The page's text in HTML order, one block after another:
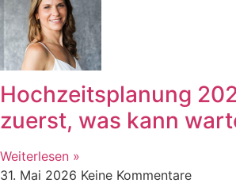
Hochzeitsplanung
zuerst, was kann
Weiterlesen »
31. Mai 2026 Keine Kommentare